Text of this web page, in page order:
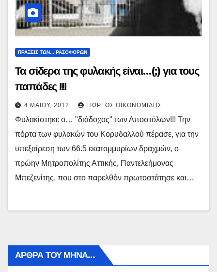
ΠΡΑΞΕΙΣ ΤΩΝ... ΡΑΣΟΦΟΡΩΝ
Τα σίδερα της φυλακής είναι…(;) για τους
παπάδες !!!
4 ΜΑΪ́ΟΥ, 2012 ΓΙΏΡΓΟΣ ΟΙΚΟΝΟΜΊΔΗΣ
Φυλακίστηκε ο… "διάδοχος" των Αποστόλων!!! Την
πόρτα των φυλακών του Κορυδαλλού πέρασε, για την
υπεξαίρεση των 66.5 εκατομμυρίων δραχμών, ο
πρώην Μητροπολίτης Αττικής, Παντελεήμονας
Μπεζενίτης, που στο παρελθόν πρωτοστάτησε και…
ΑΡΘΡΑ ΤΟΥ ΜΉΝΑ…